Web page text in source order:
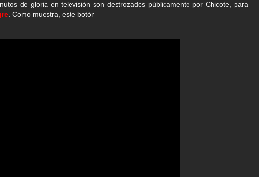
de gloria en televisión son destrozados públicamente por Chicote, para
. Como muestra, este botón